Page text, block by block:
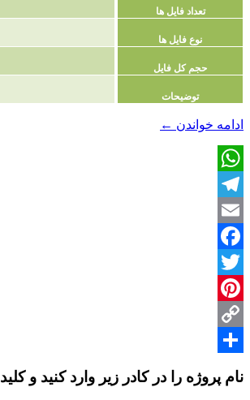
تعداد فایل ها
نوع فایل ها
حجم کل فایل
توضیحات
ادامه خواندن دانلود
←
WhatsApp
Telegram
Email
Facebook
Twitter
Pinterest
Copy
نام پروژه را در کادر زیر وارد کنید و کلید Enter را بزنید و لیست پروژه ها را ببینید…